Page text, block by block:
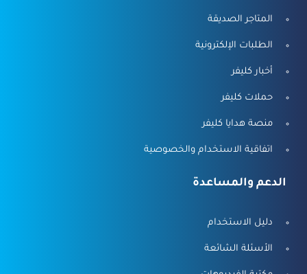
المتاجر الصديقة
الطلبات الإلكترونية
أخبار كليفر
حملات كليفر
منصة هدايا كليفر
اتفاقية الاستخدام والخصوصية
الدعم والمساعدة
دليل الاستخدام
الأسئلة الشائعة